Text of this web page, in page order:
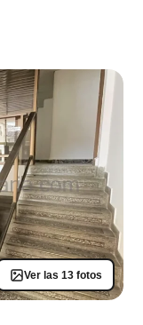
Ver las 13 fotos